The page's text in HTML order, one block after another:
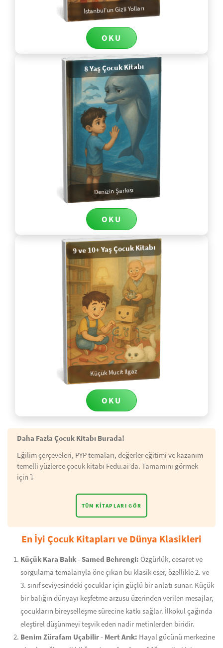
İstanbul’un Gizli Yolları
OKU
8 Yaş Çocuk Kitabı
Denizin Şarkısı
OKU
9 ve 10+ Yaş Çocuk Kitabı
Küçük Mucit Ilgaz
OKU
Daha Fazla Çocuk Kitabı Burada!
Eğilim çerçeveleri, PYP temaları, değerler eğitimi ve kazanım
temelli yüzlerce çocuk kitabı Fedu.ai’da. Tamamını görmek
için ⤵️
TÜM KITAPLARI GÖR
En İyi Çocuk Kitapları ve Dünya Klasikleri
Küçük Kara Balık - Samed Behrengi: Özgürlük, cesaret ve
sorgulama temalarıyla öne çıkan bu klasik eser, özellikle 2. ve
3. sınıf seviyesindeki çocuklar için güçlü bir anlatı sunar. Küçük
bir balığın dünyayı keşfetme arzusu üzerinden verilen mesajlar,
çocukların bireyselleşme sürecine katkı sağlar. İlkokul çağında
eleştirel düşünmeyi teşvik eden nadir metinlerden biridir.
Benim Zürafam Uçabilir - Mert Arık: Hayal gücünü merkezine